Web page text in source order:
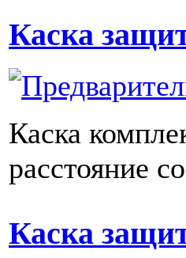
Каска
Каска
расстояние
Каска